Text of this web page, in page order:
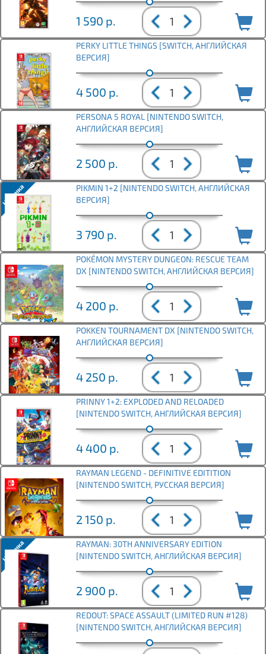
1 590 р.
PERKY LITTLE THINGS [SWITCH, АНГЛИЙСКАЯ
ВЕРСИЯ]
4 500 р.
PERSONA 5 ROYAL [NINTENDO SWITCH,
АНГЛИЙСКАЯ ВЕРСИЯ]
2 500 р.
PIKMIN 1+2 [NINTENDO SWITCH, АНГЛИЙСКАЯ
ВЕРСИЯ]
3 790 р.
POKÉMON MYSTERY DUNGEON: RESCUE TEAM
DX [NINTENDO SWITCH, АНГЛИЙСКАЯ ВЕРСИЯ]
4 200 р.
POKKEN TOURNAMENT DX [NINTENDO SWITCH,
АНГЛИЙСКАЯ ВЕРСИЯ]
4 250 р.
PRINNY 1+2: EXPLODED AND RELOADED
[NINTENDO SWITCH, АНГЛИЙСКАЯ ВЕРСИЯ]
4 400 р.
RAYMAN LEGEND - DEFINITIVE EDITITION
[NINTENDO SWITCH, РУССКАЯ ВЕРСИЯ]
2 150 р.
RAYMAN: 30TH ANNIVERSARY EDITION
[NINTENDO SWITCH, АНГЛИЙСКАЯ ВЕРСИЯ]
2 900 р.
REDOUT: SPACE ASSAULT (LIMITED RUN #128)
[NINTENDO SWITCH, АНГЛИЙСКАЯ ВЕРСИЯ]